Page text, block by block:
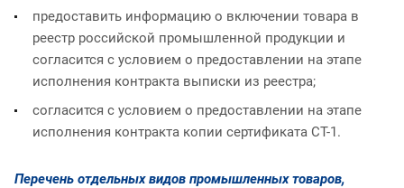
предоставить информацию о включении товара в
реестр российской промышленной продукции и
согласится с условием о предоставлении на этапе
исполнения контракта выписки из реестра;
согласится с условием о предоставлении на этапе
исполнения контракта копии сертификата СТ-1.
Перечень отдельных видов промышленных товаров,